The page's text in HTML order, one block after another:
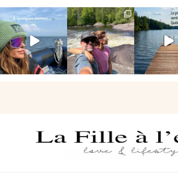
Voir une baleine
en photo, c’est
impressionnant
🐋...
Les Laurentides,
le Québec
version nature.
...
Et si je te
qu’il
sentier
127